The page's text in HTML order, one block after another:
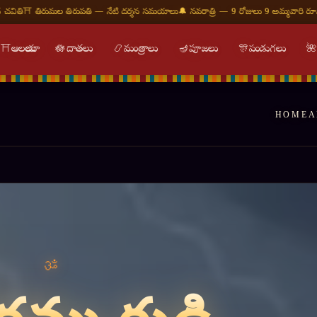
నేటి దర్శన సమయాలు🔔 నవరాత్రి — 9 రోజులు 9 అమ్మవారి రూపాలు 🕉 ఓం నమః శివాయ —
⛩ఆలయాలు 🪷దాతలు 📿మంత్రాలు 🪔పూజలు 🎊పండుగలు 🌺
HOME
शान्तिः शान्तिः ॥